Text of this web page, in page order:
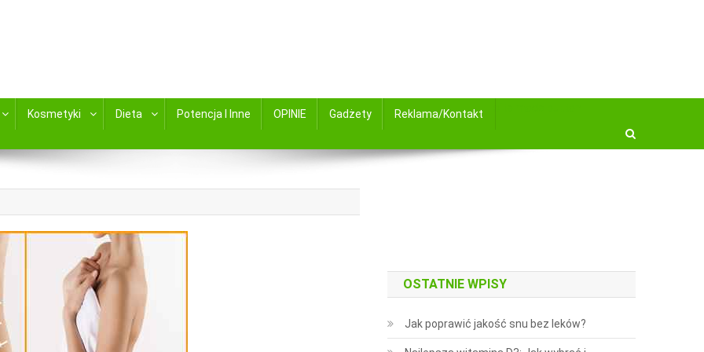
Kosmetyki Dieta Potencja I Inne OPINIE Gadżety Reklama/Kontakt
OSTATNIE WPISY
Jak poprawić jakość snu bez leków?